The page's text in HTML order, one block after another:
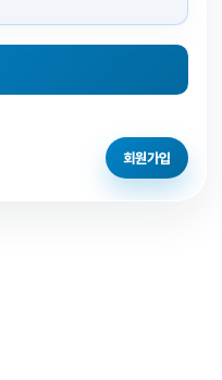
회원가입